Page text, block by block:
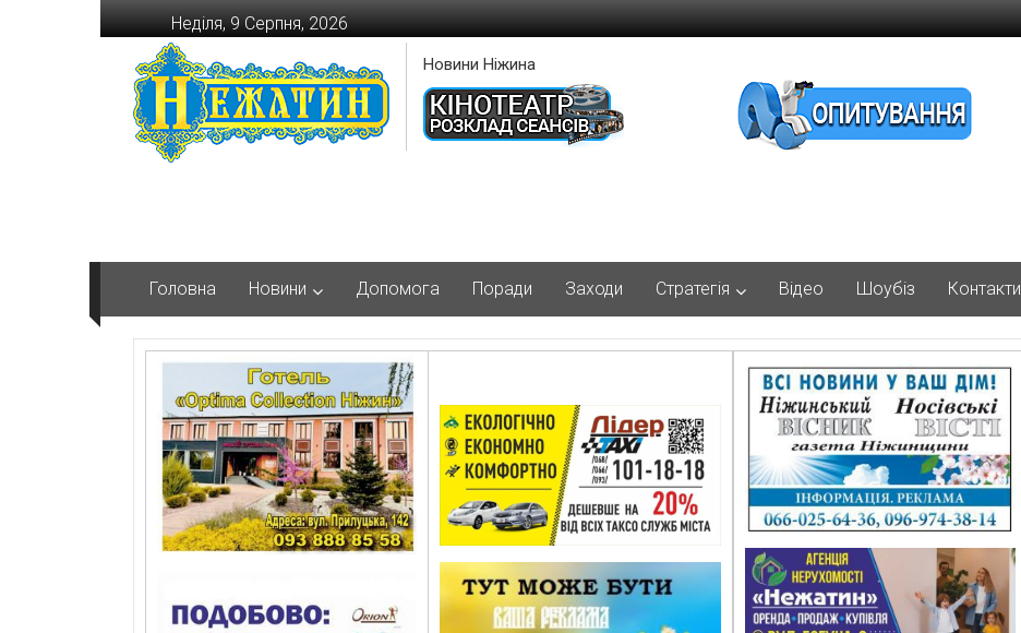
Перейти
до
вмісту
Неділя, 9 Серпня, 2026
Новини Ніжина
Головна Новини Допомога Поради Заходи Стратегія Відео Шоубіз Контакти